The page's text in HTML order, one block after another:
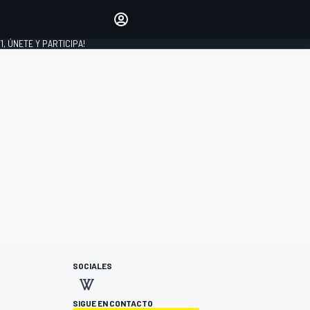
INICIAR SESIÓN
ÚNETE Y PARTICIPA!
SOCIALES
SIGUE EN CONTACTO